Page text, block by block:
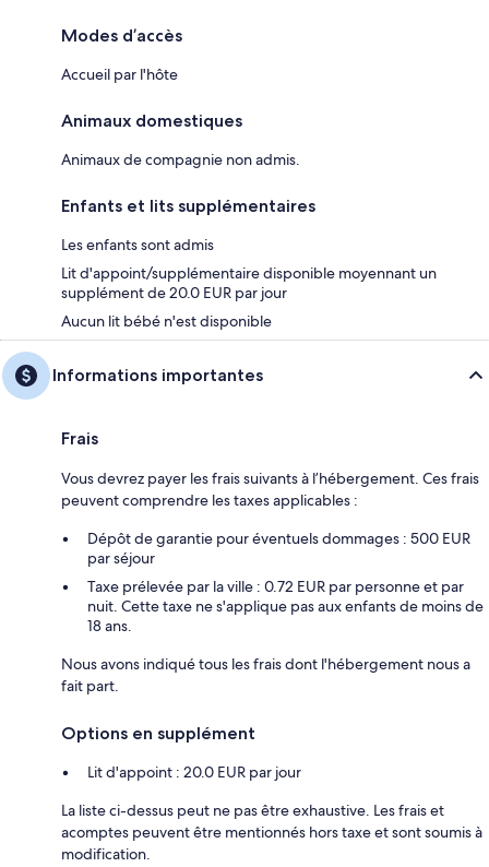
Modes d’accès
Accueil par l'hôte
Animaux domestiques
Animaux de compagnie non admis.
Enfants et lits supplémentaires
Les enfants sont admis
Lit d'appoint/supplémentaire disponible moyennant un
supplément de 20.0 EUR par jour
Aucun lit bébé n'est disponible
Informations importantes
Frais
Vous devrez payer les frais suivants à l’hébergement. Ces frais
peuvent comprendre les taxes applicables :
Dépôt de garantie pour éventuels dommages : 500 EUR
par séjour
Taxe prélevée par la ville : 0.72 EUR par personne et par
nuit. Cette taxe ne s'applique pas aux enfants de moins de
18 ans.
Nous avons indiqué tous les frais dont l'hébergement nous a
fait part.
Options en supplément
Lit d'appoint : 20.0 EUR par jour
La liste ci-dessus peut ne pas être exhaustive. Les frais et
acomptes peuvent être mentionnés hors taxe et sont soumis à
modification.